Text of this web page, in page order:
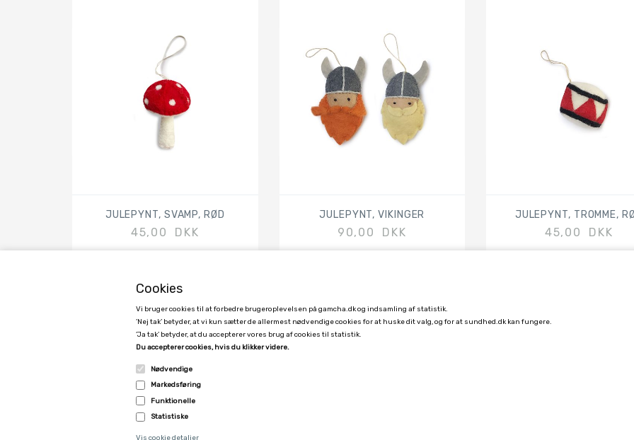
Cookies
Vi bruger cookies til at forbedre brugeroplevelsen på gamcha.dk og indsamling af statistik.
’Nej tak’ betyder, at vi kun sætter de allermest nødvendige cookies for at huske dit valg, og for at sundhed.dk kan fungere.
’Ja tak’ betyder, at du accepterer vores brug af cookies til statistik.
Du accepterer cookies, hvis du klikker videre.
Nødvendige
Markedsføring
Funktionelle
Statistiske
Vis cookie detaljer
JULEPYNT, SVAMP, RØD
45,00 DKK
JULEPYNT, VIKINGER
90,00 DKK
JULEPYNT, TROMME,
45,00 DKK
Kimmerslevvej 11, 4140 Borup, Denmark - CVR 40171053
0045 24790533
gamcha@gamcha.dk